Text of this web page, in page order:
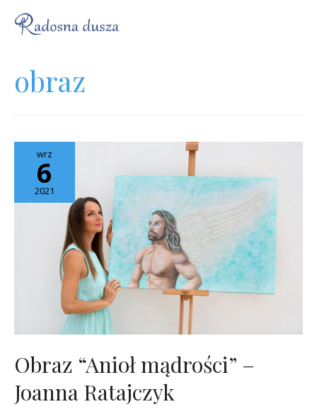
obraz
wrz
6
2021
Obraz “Anioł mądrości” –
Joanna Ratajczyk